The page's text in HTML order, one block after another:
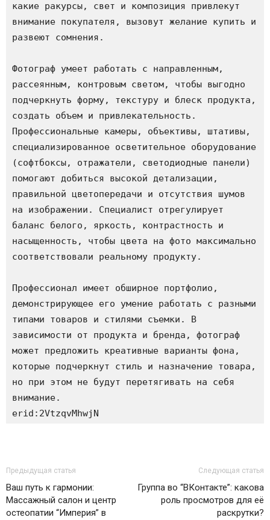
какие ракурсы, свет и композиция привлекут
внимание покупателя, вызовут желание купить и
развеют сомнения.
Фотограф умеет работать с направленным,
рассеянным, контровым светом, чтобы выгодно
подчеркнуть форму, текстуру и блеск продукта,
создать объем и привлекательность.
Профессиональные камеры, объективы, штативы,
специализированное осветительное оборудование
(софтбоксы, отражатели, светодиодные панели)
помогают добиться высокой детализации,
правильной цветопередачи и отсутствия шумов
на изображении. Специалист отрегулирует
баланс белого, яркость, контрастность и
насыщенность, чтобы цвета на фото максимально
соответствовали реальному продукту.
Профессионал имеет обширное портфолио,
демонстрирующее его умение работать с разными
типами товаров и стилями съемки. В
зависимости от продукта и бренда, фотограф
может предложить креативные варианты фона,
которые подчеркнут стиль и назначение товара,
но при этом не будут перетягивать на себя
внимание.
Предыдущая статья
Ваш путь к гармонии:
Массажный салон и центр
остеопатии “Империя” в
Следующая статья
Группа во “ВКонтакте”: какова
роль просмотров для её
раскрутки?